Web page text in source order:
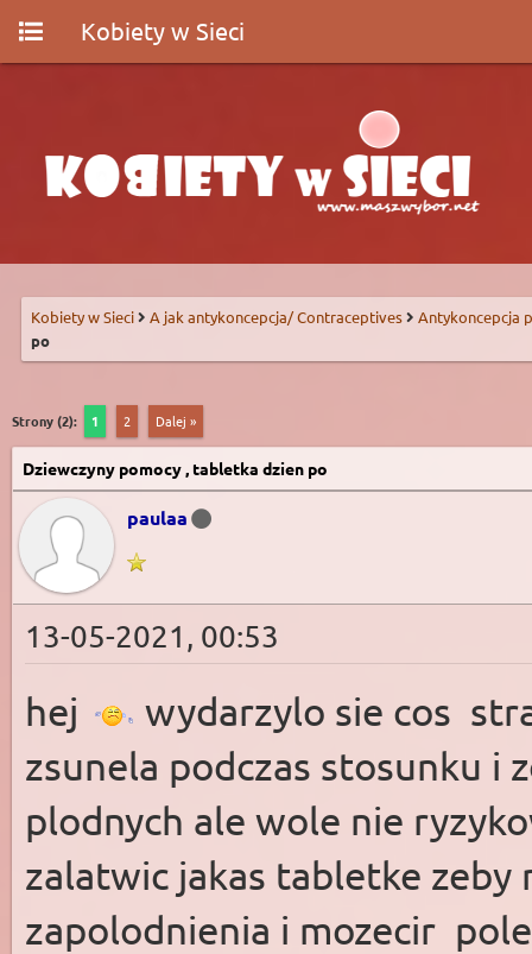
Kobiety w Sieci
Kobiety w Sieci A jak antykoncepcja/ Contraceptives
Antykoncepcja
po
Strony (2): 1 2 Dalej »
Dziewczyny pomocy , tabletka dzien po
paulaa
13-05-2021, 00:53
hej
wydarzylo sie cos
zsunela podczas stosunku i
plodnych ale wole nie
zalatwic jakas tabletke zeby
zapolodnienia i mozecir